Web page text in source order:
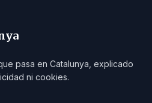
pasa en Catalunya, explicado
ni cookies.